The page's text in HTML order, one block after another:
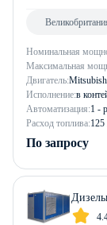
Номинальная
Максимальная
Двигатель:
Исполнение:в
Автоматизация:1 -
Расход топлива:125
По запросу